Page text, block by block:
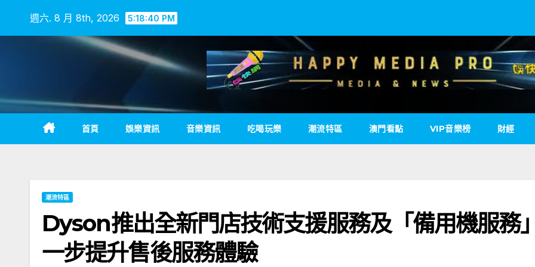
週六. 8 月 8th, 2026 5:18:41 PM
首頁 娛樂資訊 音樂資訊 吃喝玩樂 潮流特區 澳門看點 VIP音樂榜 財經
潮流特區
Dyson推出全新門店技術支援服務及「備用機服務
一步提升售後服務體驗